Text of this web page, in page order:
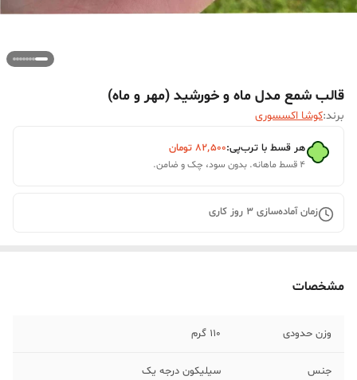
قالب شمع مدل ماه و خورشید (مهر و ماه)
برند:کوشا اکسسوری
هر قسط با ترب‌پی:۸۲٬۵۰۰ تومان
۴ قسط ماهانه. بدون سود، چک و ضامن.
زمان آماده‌سازی 3 روز کاری
مشخصات
وزن حدودی 110 گرم
جنس سیلیکون درجه یک